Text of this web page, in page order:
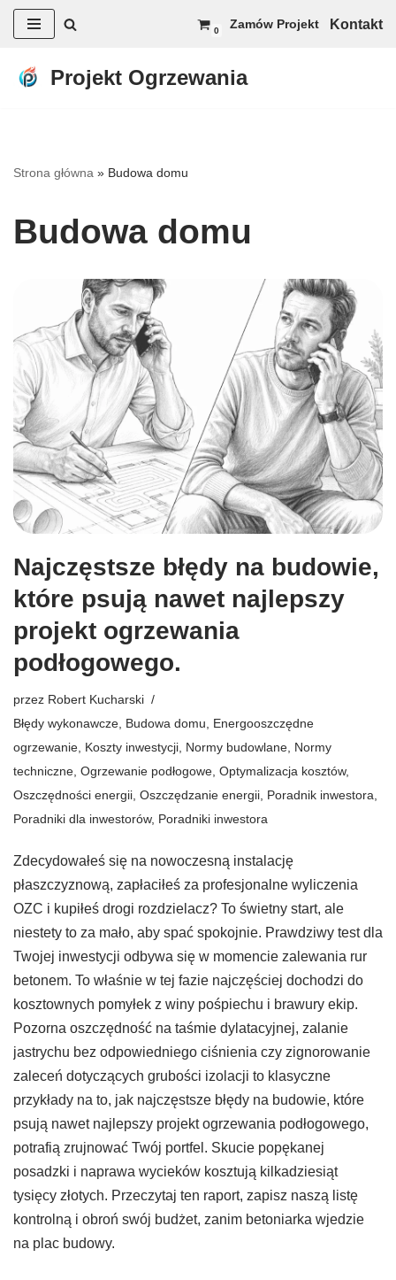
do
0 Zamów Projekt Kontakt
Projekt Ogrzewania
Strona główna » Budowa domu
Budowa domu
Najczęstsze błędy na budowie,
które psują nawet najlepszy
projekt ogrzewania
podłogowego.
przez Robert Kucharski
Błędy wykonawcze Budowa domu
Energooszczędne
ogrzewanie Koszty inwestycji Normy budowlane Normy
techniczne Ogrzewanie podłogowe Optymalizacja kosztów,
Oszczędności energii Oszczędzanie energii Poradnik inwestora
Poradniki dla inwestorów, Poradniki inwestora
Zdecydowałeś się na nowoczesną instalację
płaszczyznową, zapłaciłeś za profesjonalne wyliczenia
OZC i kupiłeś drogi rozdzielacz? To świetny start, ale
niestety to za mało, aby spać spokojnie. Prawdziwy test dla
Twojej inwestycji odbywa się w momencie zalewania rur
betonem. To właśnie w tej fazie najczęściej dochodzi do
kosztownych pomyłek z winy pośpiechu i brawury ekip.
Pozorna oszczędność na taśmie dylatacyjnej, zalanie
jastrychu bez odpowiedniego ciśnienia czy zignorowanie
zaleceń dotyczących grubości izolacji to klasyczne
przykłady na to, jak najczęstsze błędy na budowie, które
psują nawet najlepszy projekt ogrzewania podłogowego,
potrafią zrujnować Twój portfel. Skucie popękanej
posadzki i naprawa wycieków kosztują kilkadziesiąt
tysięcy złotych. Przeczytaj ten raport, zapisz naszą listę
kontrolną i obroń swój budżet, zanim betoniarka wjedzie
na plac budowy.